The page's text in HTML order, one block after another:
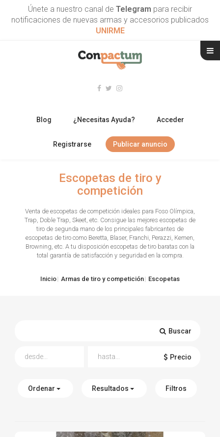
Únete a nuestro canal de Telegram para recibir
notificaciones de nuevas armas y accesorios publicados
UNIRME
Blog ¿Necesitas Ayuda? Acceder
Registrarse Publicar anuncio
ARMAS CORTAS
TIRO Y COMPETICIÓN
AIRE COMPRIMIDO
OTRAS ARMAS
Escopetas de tiro y
competición
Venta de escopetas de competición ideales para Foso Olímpica,
Trap, Doble Trap, Skeet, etc. Consigue las mejores escopetas de
tiro de segunda mano de los principales fabricantes de
escopetas de tiro como Beretta, Blaser, Franchi, Perazzi, Kemen,
Browning, etc. A tu disposición escopetas de tiro baratas con la
total garantía de satisfacción y seguridad en la compra.
Inicio Armas de tiro y competición Escopetas
Buscar
Precio
Ordenar Resultados Filtros